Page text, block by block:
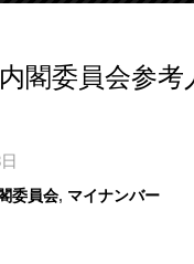
閣委員会参
委員会, マイナンバー